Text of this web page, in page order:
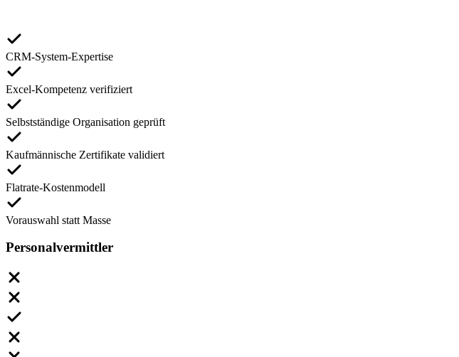
CRM-System-Expertise
Excel-Kompetenz verifiziert
Selbstständige Organisation geprüft
Kaufmännische Zertifikate validiert
Flatrate-Kostenmodell
Vorauswahl statt Masse
Personalvermittler